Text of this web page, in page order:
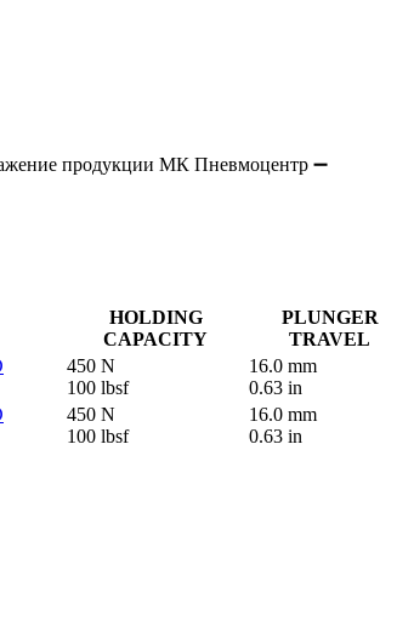
HOLDING
CAPACITY
PLUNGER
TRAVEL
450 N
100 lbsf
16.0 mm
0.63 in
450 N
100 lbsf
16.0 mm
0.63 in